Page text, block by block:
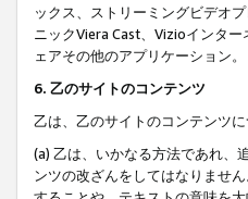
ックス、ストリーミングビデオ
ニックViera Cast、Vizioインタ
ェアその他のアプリケーション。
6. 乙のサイトのコンテンツ
乙は、乙のサイトのコンテンツ
(a) 乙は、いかなる方法であれ、
ンツの改ざんをしてはなりませ